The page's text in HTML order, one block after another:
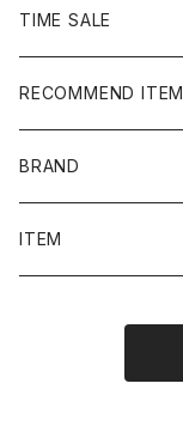
TIME SALE
RECOMMEND ITEM
BRAND
NIKE
ITEM